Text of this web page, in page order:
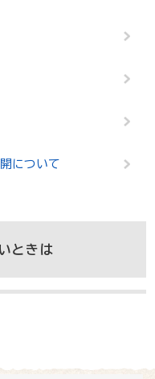
について
ときは